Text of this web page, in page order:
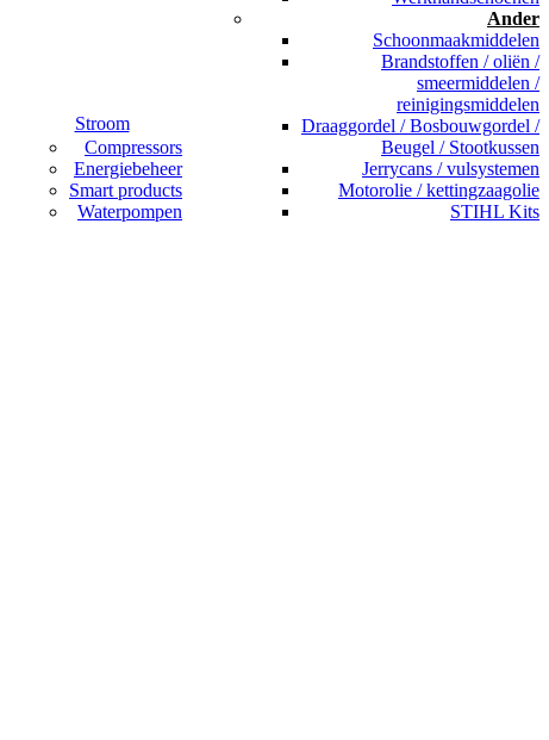
Stroom
Compressors
Energiebeheer
Smart products
Waterpompen
Ander
Schoonmaakmiddelen
Brandstoffen / oliën /
smeermiddelen /
reinigingsmiddelen
Draaggordel / Bosbouwgordel /
Beugel / Stootkussen
Jerrycans / vulsystemen
Motorolie / kettingzaagolie
STIHL Kits